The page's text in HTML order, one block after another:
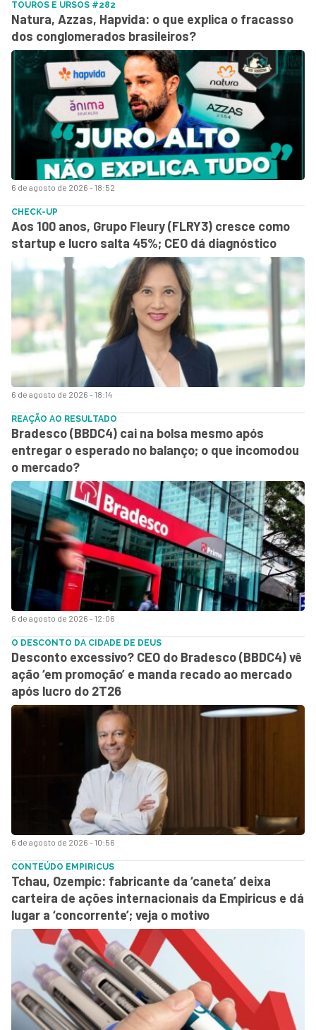
6 de agosto de 2026 - 18:52
TOUROS E URSOS #282
Natura, Azzas, Hapvida: o que explica o fracasso
dos conglomerados brasileiros?
6 de agosto de 2026 - 18:14
CHECK-UP
Aos 100 anos, Grupo Fleury (FLRY3) cresce como
startup e lucro salta 45%; CEO dá diagnóstico
6 de agosto de 2026 - 12:06
REAÇÃO AO RESULTADO
Bradesco (BBDC4) cai na bolsa mesmo após
entregar o esperado no balanço; o que incomodou
o mercado?
6 de agosto de 2026 - 10:56
O DESCONTO DA CIDADE DE DEUS
Desconto excessivo? CEO do Bradesco (BBDC4) vê
ação ‘em promoção’ e manda recado ao mercado
após lucro do 2T26
CONTEÚDO EMPIRICUS
Tchau, Ozempic: fabricante da ‘caneta’ deixa
carteira de ações internacionais da Empiricus e dá
lugar a ‘concorrente’; veja o motivo